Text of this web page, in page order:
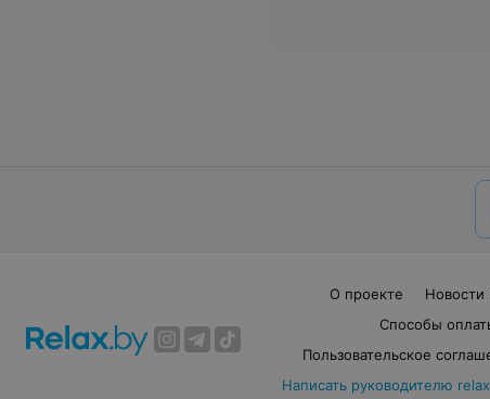
О проекте Новости
Способы
Пользовательское
Написать руководителю